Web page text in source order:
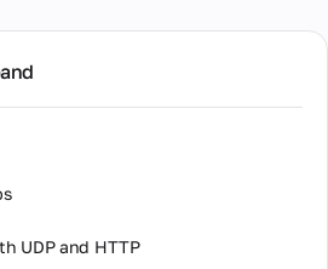
UDP and HTTP